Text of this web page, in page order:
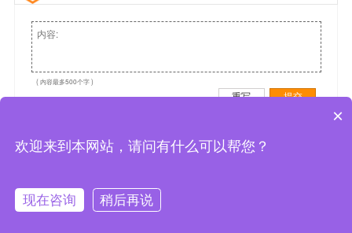
( 内容最多500个字 )
重写 提交
拨打电话
×
欢迎来到本网站，请问有什么可以帮您？
现在咨询 稍后再说